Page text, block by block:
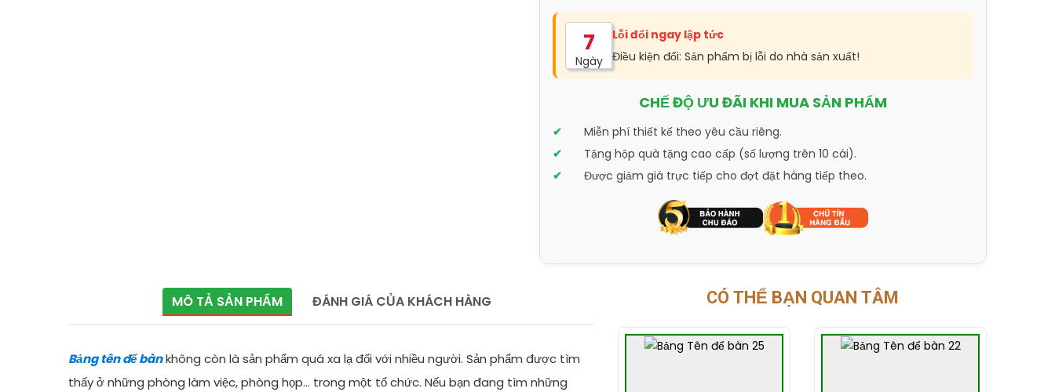
7
Ngày
Lỗi đổi ngay lập tức
Điều kiện đổi: Sản phẩm bị lỗi do nhà sản xuất!
CHẾ ĐỘ ƯU ĐÃI KHI MUA SẢN PHẨM
Miễn phí thiết kế theo yêu cầu riêng.
Tặng hộp quà tặng cao cấp (số lượng trên 10 cái).
Được giảm giá trực tiếp cho đợt đặt hàng tiếp theo.
MÔ TẢ SẢN PHẨM ĐÁNH GIÁ CỦA KHÁCH HÀNG
Bảng tên để bànkhông còn là sản phẩm quá xa lạ đối với nhiều người. Sản phẩm được tìm
thấy ở những phòng làm việc, phòng họp... trong một tổ chức. Nếu bạn đang tìm những
CÓ THỂ BẠN QUAN TÂM